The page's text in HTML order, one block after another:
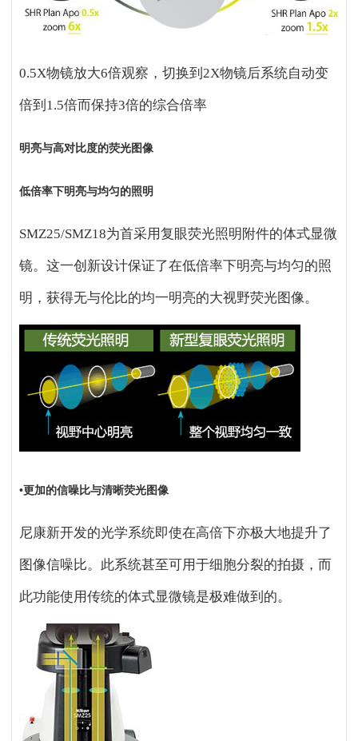
0.5X物镜放大6倍观察，切换到2X物镜后系统自动变
倍到1.5倍而保持3倍的综合倍率
明亮与高对比度的荧光图像
低倍率下明亮与均匀的照明
SMZ25/SMZ18为首采用复眼荧光照明附件的体式显微
镜。这一创新设计保证了在低倍率下明亮与均匀的照
明，获得无与伦比的均一明亮的大视野荧光图像。
•更加的信噪比与清晰荧光图像
尼康新开发的光学系统即使在高倍下亦极大地提升了
图像信噪比。此系统甚至可用于细胞分裂的拍摄，而
此功能使用传统的体式显微镜是极难做到的。